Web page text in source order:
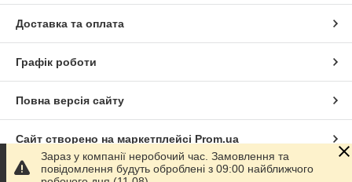
Доставка та оплата
Графік роботи
Повна версія сайту
Сайт створено на маркетплейсі Prom.ua
Політика конфіденційності
Зараз у компанії неробочий час. Замовлення та
повідомлення будуть оброблені з 09:00 найближчого